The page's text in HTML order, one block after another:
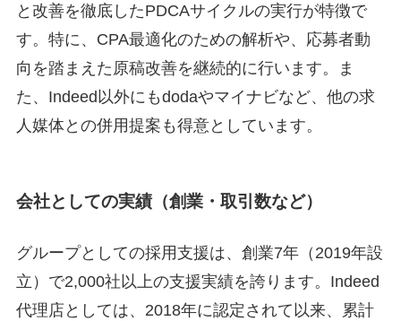
と改善を徹底したPDCAサイクルの実行が特徴で
す。特に、CPA最適化のための解析や、応募者動
向を踏まえた原稿改善を継続的に行います。ま
た、Indeed以外にもdodaやマイナビなど、他の求
人媒体との併用提案も得意としています。
会社としての実績（創業・取引数など）
グループとしての採用支援は、創業7年（2019年設
立）で2,000社以上の支援実績を誇ります。Indeed
代理店としては、2018年に認定されて以来、累計